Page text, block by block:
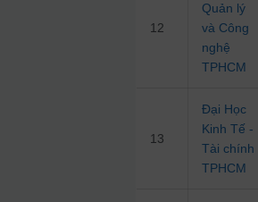
12
Quản lý
và Công
nghệ
TPHCM
13
Đại Học
Kinh Tế -
Tài chính
TPHCM